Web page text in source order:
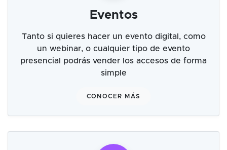
Eventos
Tanto si quieres hacer un evento digital, como
un webinar, o cualquier tipo de evento
presencial podrás vender los accesos de forma
simple
CONOCER MÁS